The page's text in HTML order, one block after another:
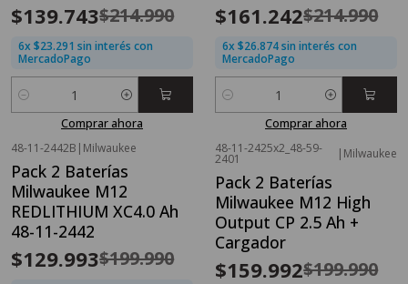
$139.743$214.990
6x $23.291 sin interés con
MercadoPago
Cantidad
Comprar ahora
$161.242$214.990
6x $26.874 sin interés con
MercadoPago
Cantidad
Comprar ahora
OFERTA FLASH⚡
-35% OFF
48-11-2442B | Milwaukee
Pack 2 Baterías
Milwaukee M12
REDLITHIUM XC4.0 Ah
48-11-2442
$129.993$199.990
OFERTA FLASH⚡
-20% OFF
48-11-2425x2_48-59-
2401 | Milwaukee
Pack 2 Baterías
Milwaukee M12 High
Output CP 2.5 Ah +
Cargador
$159.992$199.990